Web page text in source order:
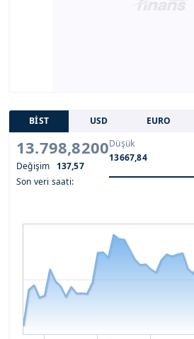
BİST USD EURO
13.798,8200
Değişim 137,57
Son veri saati:
Düşük
13667,84